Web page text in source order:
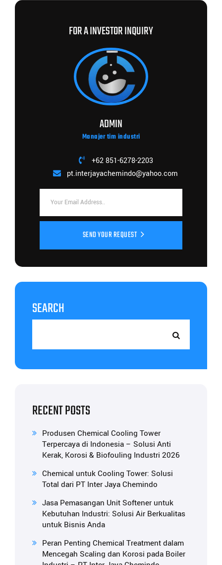
FOR A INVESTOR INQUIRY
ADMIN
Manajer tim industri
+62 851-6278-2203
pt.interjayachemindo@yahoo.com
SEND YOUR REQUEST
SEARCH
RECENT POSTS
Produsen Chemical Cooling Tower
Terpercaya di Indonesia – Solusi Anti
Kerak, Korosi & Biofouling Industri 2026
Chemical untuk Cooling Tower: Solusi
Total dari PT Inter Jaya Chemindo
Jasa Pemasangan Unit Softener untuk
Kebutuhan Industri: Solusi Air Berkualitas
untuk Bisnis Anda
Peran Penting Chemical Treatment dalam
Mencegah Scaling dan Korosi pada Boiler